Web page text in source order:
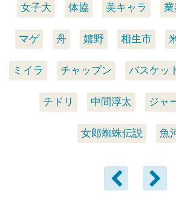
女子大 体協 美キャラ
マゲ 舟 嬉野 相生市
ミイラ チャップン バスケッ
チドリ 中間淳太 ジャ
女郎蜘蛛伝説 魚